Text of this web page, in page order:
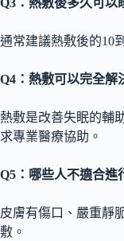
Q3 ：熱敷後多久可以
通常建議熱敷後的10
Q4 ：熱敷可以完全解
熱敷是改善失眠的輔
求專業醫療協助。
Q5 ：哪些人不適合進
皮膚有傷口、嚴重靜
敷。